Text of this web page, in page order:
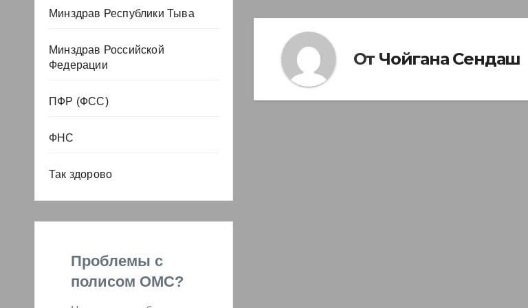
Минздрав Республики Тыва
Минздрав Российской
Федерации
ПФР (ФСС)
ФНС
Так здорово
Проблемы с
полисом ОМС?
От Чойгана Сендаш